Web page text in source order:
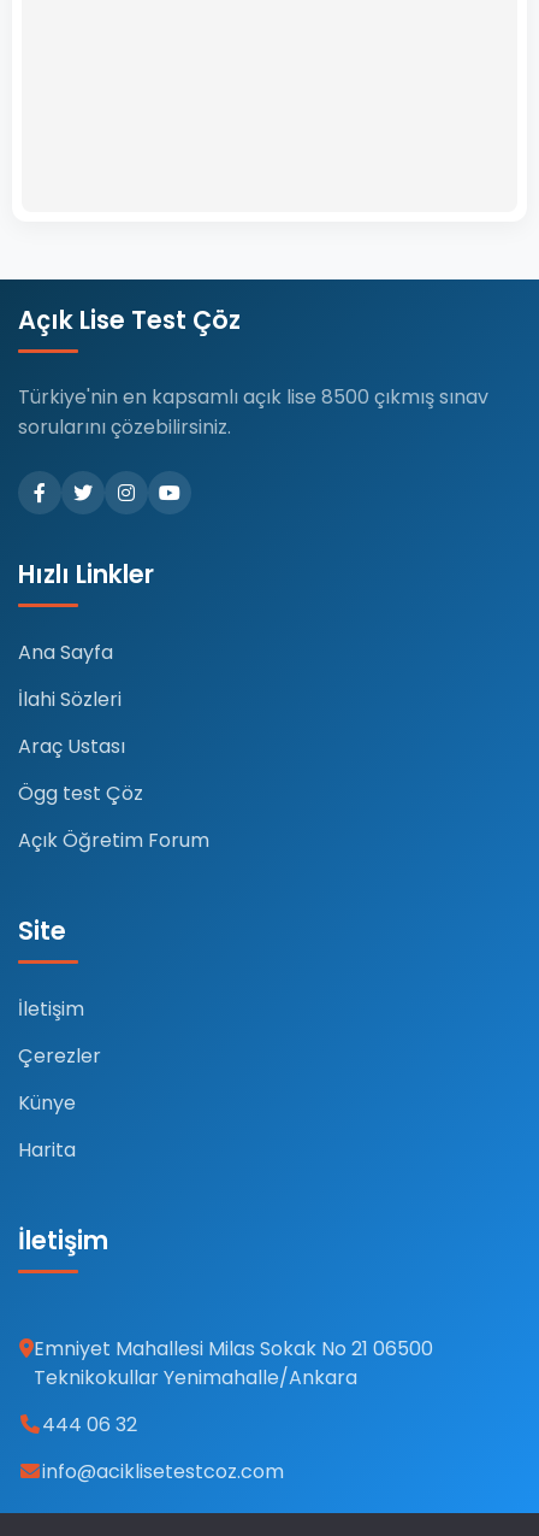
Açık Lise Test Çöz
Türkiye'nin en kapsamlı açık lise 8500 çıkmış sınav
sorularını çözebilirsiniz.
Hızlı Linkler
Ana Sayfa
İlahi Sözleri
Araç Ustası
Ögg test Çöz
Açık Öğretim Forum
Site
İletişim
Çerezler
Künye
Harita
İletişim
Emniyet Mahallesi Milas Sokak No 21 06500
Teknikokullar Yenimahalle/Ankara
444 06 32
info@aciklisetestcoz.com